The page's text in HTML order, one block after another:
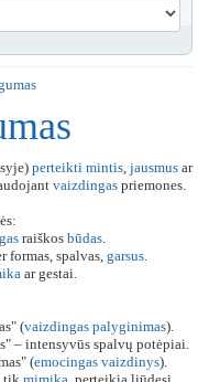
perteikti mintis, jausmusar
vaizdingas priemones.
raiškos būdas.
formas, spalvas, garsus.
ar gestai.
(vaizdingas palyginimas).
– intensyvūs spalvų potėpiai.
(emocingas vaizdinys).